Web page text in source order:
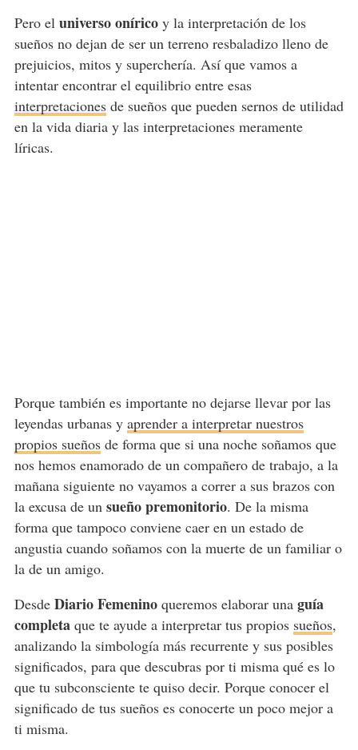
Pero el universo oníricoy la interpretación de los
sueños no dejan de ser un terreno resbaladizo lleno de
prejuicios, mitos y superchería. Así que vamos a
intentar encontrar el equilibrio entre esas
interpretacionesde sueños que pueden sernos de utilidad
en la vida diaria y las interpretaciones meramente
líricas.
Porque también es importante no dejarse llevar por las
leyendas urbanas y aprender a interpretar nuestros
propios sueñosde forma que si una noche soñamos que
nos hemos enamorado de un compañero de trabajo, a la
mañana siguiente no vayamos a correr a sus brazos con
la excusa de un sueño premonitorio. De la misma
forma que tampoco conviene caer en un estado de
angustia cuando soñamos con la muerte de un familiar o
la de un amigo.
Desde Diario Femeninoqueremos elaborar una guía
completaque te ayude a interpretar tus propios sueños,
analizando la simbología más recurrente y sus posibles
significados, para que descubras por ti misma qué es lo
que tu subconsciente te quiso decir. Porque conocer el
significado de tus sueños es conocerte un poco mejor a
ti misma.